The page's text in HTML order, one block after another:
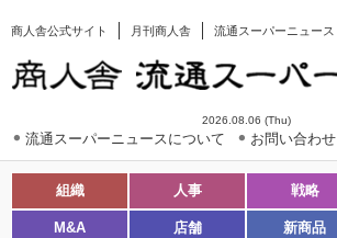
商人舎公式サイト 月刊商人舎 流通スーパーニュース
2026.08.06 (Thu)
流通スーパーニュースについて お問い合わせ
組織 人事 戦略
M&A 店舗 新商品